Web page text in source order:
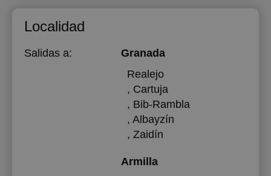
Localidad
Salidas a:
Granada
Realejo
, Cartuja
, Bib-Rambla
, Albayzín
, Zaidín
Armilla